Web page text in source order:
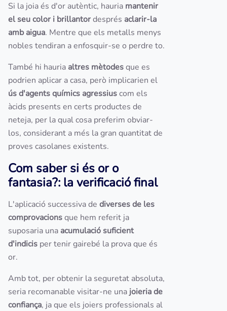
Si la joia és d'or autèntic, hauria mantenir
el seu color i brillantordesprés aclarir-la
amb aigua. Mentre que els metalls menys
nobles tendiran a enfosquir-se o perdre to.
També hi hauria altres mètodesque es
podrien aplicar a casa, però implicarien el
ús d'agents químics agressiuscom els
àcids presents en certs productes de
neteja, per la qual cosa preferim obviar-
los, considerant a més la gran quantitat de
proves casolanes existents.
Com saber si és or o
fantasia?: la verificació final
L'aplicació successiva de diverses de les
comprovacionsque hem referit ja
suposaria una acumulació suficient
d'indicis per tenir gairebé la prova que és
or.
Amb tot, per obtenir la seguretat absoluta,
seria recomanable visitar-ne una joieria de
confiança, ja que els joiers professionals al